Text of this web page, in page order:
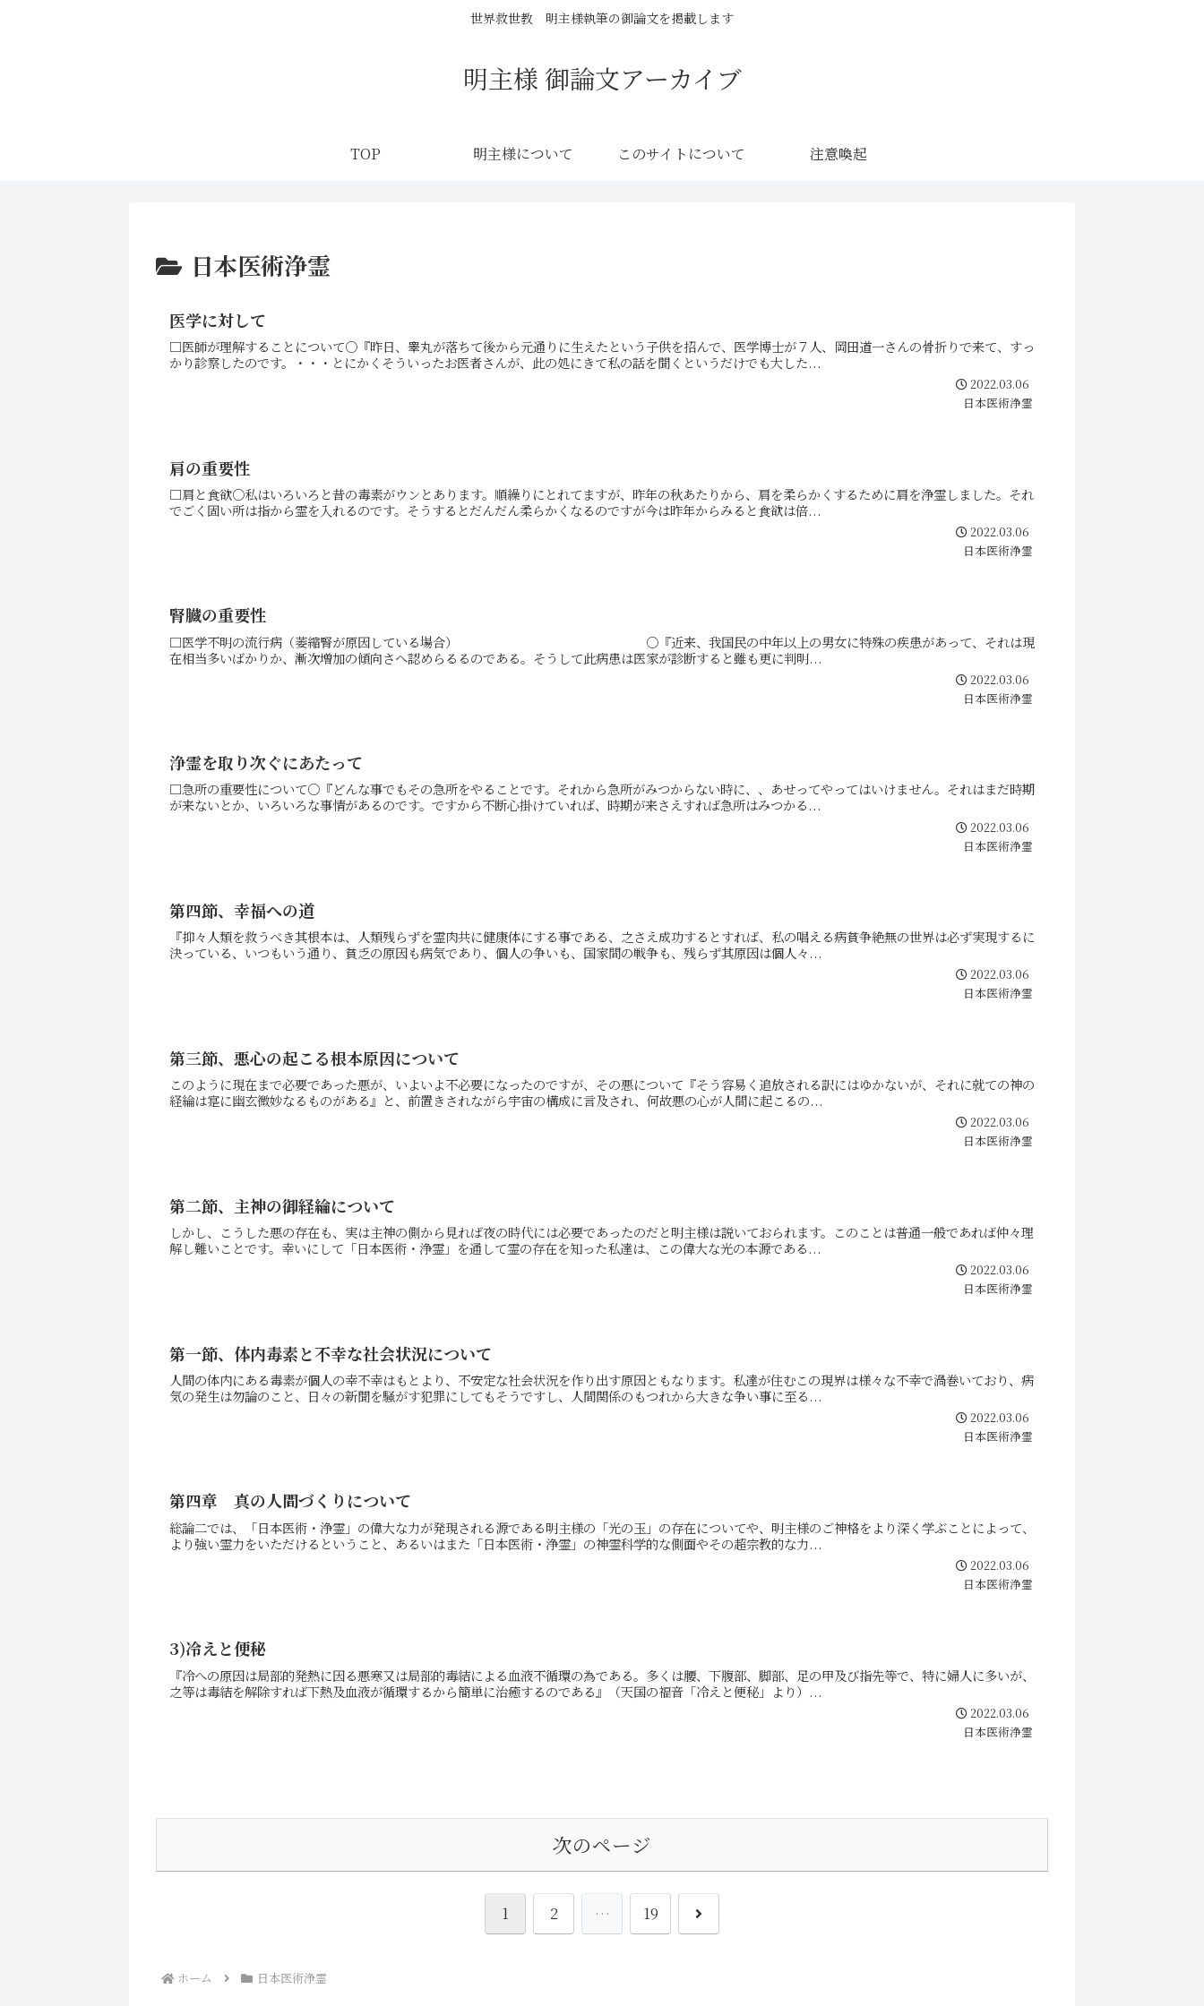
世界救世教 明主様執筆の御論文を掲載します
明主様 御論文アーカイブ
TOP 明主様について このサイトについて 注意喚起
日本医術浄霊
医学に対して
□医師が理解することについて○『昨日、睾丸が落ちて後から元通りに生えたという子供を招んで、医学博士が７人、岡田道一さんの骨折りで来て、すっ
かり診察したのです。・・・とにかくそういったお医者さんが、此の処にきて私の話を聞くというだけでも大した...
2022.03.06
日本医術浄霊
肩の重要性
□肩と食欲○私はいろいろと昔の毒素がウンとあります。順繰りにとれてますが、昨年の秋あたりから、肩を柔らかくするために肩を浄霊しました。それ
でごく固い所は指から霊を入れるのです。そうするとだんだん柔らかくなるのですが今は昨年からみると食欲は倍...
2022.03.06
日本医術浄霊
腎臓の重要性
□医学不明の流行病（萎縮腎が原因している場合） ○『近来、我国民の中年以上の男女に特殊の疾患があって、それは現
在相当多いばかりか、漸次増加の傾向さへ認めらるるのである。そうして此病患は医家が診断すると雖も更に判明...
2022.03.06
日本医術浄霊
浄霊を取り次ぐにあたって
□急所の重要性について○『どんな事でもその急所をやることです。それから急所がみつからない時に、、あせってやってはいけません。それはまだ時期
が来ないとか、いろいろな事情があるのです。ですから不断心掛けていれば、時期が来さえすれば急所はみつかる...
2022.03.06
日本医術浄霊
第四節、幸福への道
『抑々人類を救うべき其根本は、人類残らずを霊肉共に健康体にする事である、之さえ成功するとすれば、私の唱える病貧争絶無の世界は必ず実現するに
決っている、いつもいう通り、貧乏の原因も病気であり、個人の争いも、国家間の戦争も、残らず其原因は個人々...
2022.03.06
日本医術浄霊
第三節、悪心の起こる根本原因について
このように現在まで必要であった悪が、いよいよ不必要になったのですが、その悪について『そう容易く追放される訳にはゆかないが、それに就ての神の
経綸は寔に幽玄微妙なるものがある』と、前置きされながら宇宙の構成に言及され、何故悪の心が人間に起こるの...
2022.03.06
日本医術浄霊
第二節、主神の御経綸について
しかし、こうした悪の存在も、実は主神の側から見れば夜の時代には必要であったのだと明主様は説いておられます。このことは普通一般であれば仲々理
解し難いことです。幸いにして「日本医術・浄霊」を通して霊の存在を知った私達は、この偉大な光の本源である...
2022.03.06
日本医術浄霊
第一節、体内毒素と不幸な社会状況について
人間の体内にある毒素が個人の幸不幸はもとより、不安定な社会状況を作り出す原因ともなります。私達が住むこの現界は様々な不幸で渦巻いており、病
気の発生は勿論のこと、日々の新聞を騒がす犯罪にしてもそうですし、人間関係のもつれから大きな争い事に至る...
2022.03.06
日本医術浄霊
第四章 真の人間づくりについて
総論二では、「日本医術・浄霊」の偉大な力が発現される源である明主様の「光の玉」の存在についてや、明主様のご神格をより深く学ぶことによって、
より強い霊力をいただけるということ、あるいはまた「日本医術・浄霊」の神霊科学的な側面やその超宗教的な力...
2022.03.06
日本医術浄霊
3)冷えと便秘
『冷への原因は局部的発熱に因る悪寒又は局部的毒結による血液不循環の為である。多くは腰、下腹部、脚部、足の甲及び指先等で、特に婦人に多いが、
之等は毒結を解除すれば下熱及血液が循環するから簡単に治癒するのである』（天国の福音「冷えと便秘」より）...
2022.03.06
日本医術浄霊
次のページ
1 2 … 19
次
ホーム 日本医術浄霊